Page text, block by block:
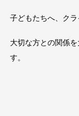
子どもたちへ、クラ
大切な方との関係
す。